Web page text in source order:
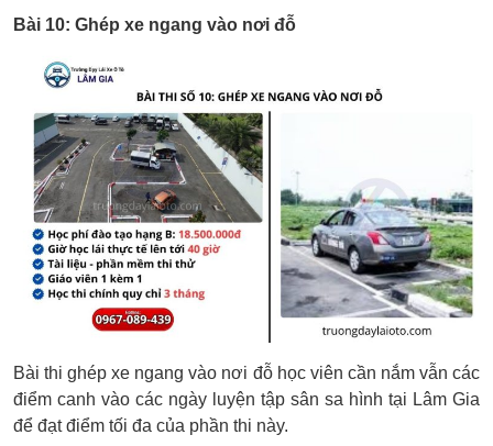
Bài 10: Ghép xe ngang vào nơi đỗ
Bài thi ghép xe ngang vào nơi đỗ học viên cần nắm vẫn các
điểm canh vào các ngày luyện tập sân sa hình tại Lâm Gia
để đạt điểm tối đa của phần thi này.